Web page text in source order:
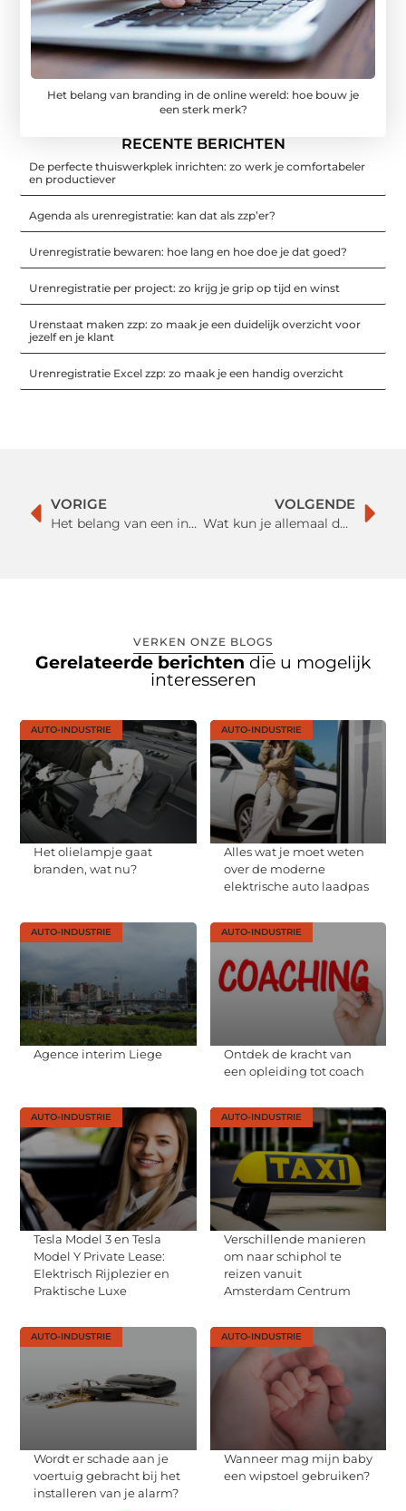
Het belang van branding in de online wereld: hoe bouw je
een sterk merk?
RECENTE BERICHTEN
De perfecte thuiswerkplek inrichten: zo werk je comfortabeler
en productiever
Agenda als urenregistratie: kan dat als zzp’er?
Urenregistratie bewaren: hoe lang en hoe doe je dat goed?
Urenregistratie per project: zo krijg je grip op tijd en winst
Urenstaat maken zzp: zo maak je een duidelijk overzicht voor
jezelf en je klant
Urenregistratie Excel zzp: zo maak je een handig overzicht
VORIGE
Het belang van een industrial dust collection en een energy recovery system
VOLGENDE
Wat kun je allemaal doen met de vierkante meters op zolder?
VERKEN ONZE BLOGS
Gerelateerde berichten die u mogelijk
interesseren
AUTO-INDUSTRIE
Het olielampje gaat
branden, wat nu?
AUTO-INDUSTRIE
Alles wat je moet weten
over de moderne
elektrische auto laadpas
AUTO-INDUSTRIE
Agence interim Liege
AUTO-INDUSTRIE
Ontdek de kracht van
een opleiding tot coach
AUTO-INDUSTRIE
Tesla Model 3 en Tesla
Model Y Private Lease:
Elektrisch Rijplezier en
Praktische Luxe
AUTO-INDUSTRIE
Verschillende manieren
om naar schiphol te
reizen vanuit
Amsterdam Centrum
AUTO-INDUSTRIE
Wordt er schade aan je
voertuig gebracht bij het
installeren van je alarm?
AUTO-INDUSTRIE
Wanneer mag mijn baby
een wipstoel gebruiken?